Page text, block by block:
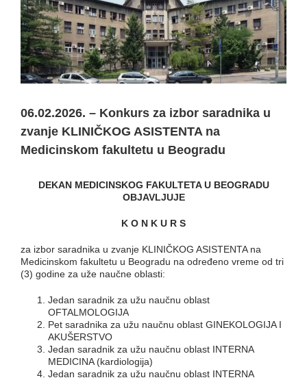
06.02.2026. – Konkurs za izbor saradnika u
zvanje KLINIČKOG ASISTENTA na
Medicinskom fakultetu u Beogradu
DEKAN MEDICINSKOG FAKULTETA U BEOGRADU
OBJAVLJUJE
K O N K U R S
za izbor saradnika u zvanje KLINIČKOG ASISTENTA na
Medicinskom fakultetu u Beogradu na određeno vreme od tri
(3) godine za uže naučne oblasti:
Jedan saradnik za užu naučnu oblast
OFTALMOLOGIJA
Pet saradnika za užu naučnu oblast GINEKOLOGIJA I
AKUŠERSTVO
Jedan saradnik za užu naučnu oblast INTERNA
MEDICINA (kardiologija)
Jedan saradnik za užu naučnu oblast INTERNA